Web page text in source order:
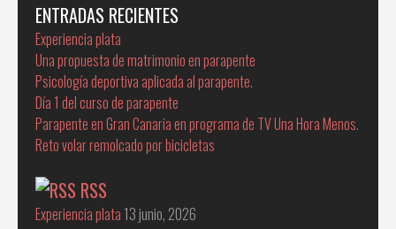
ENTRADAS RECIENTES
Experiencia plata
Una propuesta de matrimonio en parapente
Psicología deportiva aplicada al parapente.
Día 1 del curso de parapente
Parapente en Gran Canaria en programa de TV Una Hora Menos.
Reto volar remolcado por bicicletas
RSS
Experiencia plata 13 junio, 2026